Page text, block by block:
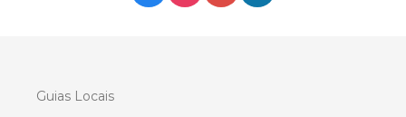
Guias Locais